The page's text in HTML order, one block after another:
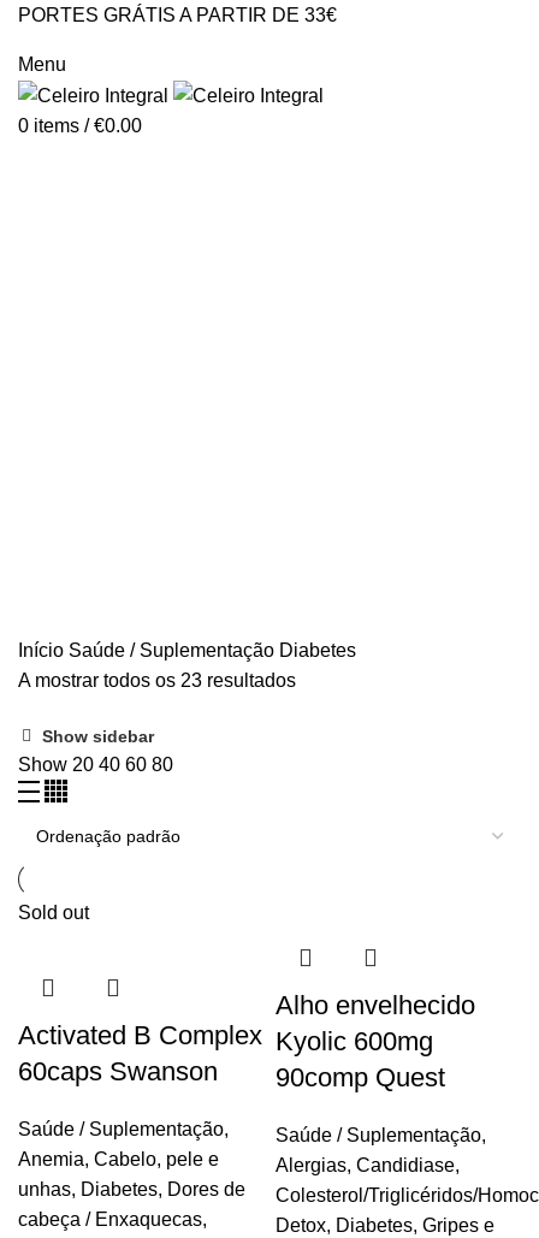
PORTES GRÁTIS A PARTIR DE 33€
Menu
0 items / €0.00
Início Saúde / Suplementação Diabetes
A mostrar todos os 23 resultados
Show sidebar
Show 20 40 60 80
Sold out
Activated B Complex
60caps Swanson
Saúde / Suplementação,
Anemia, Cabelo, pele e
unhas, Diabetes, Dores de
cabeça / Enxaquecas,
Alho envelhecido
Kyolic 600mg
90comp Quest
Saúde / Suplementação,
Alergias, Candidiase,
Colesterol/Triglicéridos/
Detox, Diabetes, Gripes e